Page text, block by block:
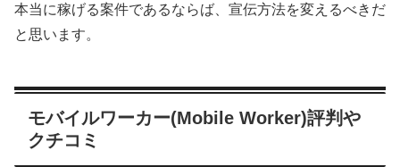
本当に稼げる案件であるならば、宣伝方法を変えるべきだ
と思います。
モバイルワーカー(Mobile Worker)評判や
クチコミ